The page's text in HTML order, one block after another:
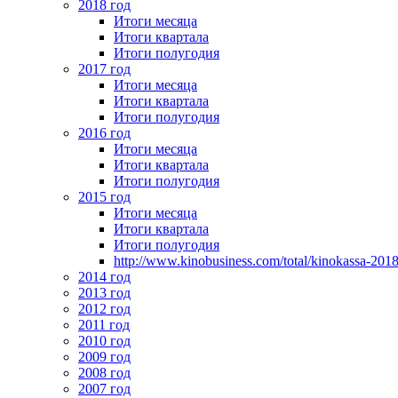
2018 год
Итоги месяца
Итоги квартала
Итоги полугодия
2017 год
Итоги месяца
Итоги квартала
Итоги полугодия
2016 год
Итоги месяца
Итоги квартала
Итоги полугодия
2015 год
Итоги месяца
Итоги квартала
Итоги полугодия
http://www.kinobusiness.com/total/kinokassa-
2014 год
2013 год
2012 год
2011 год
2010 год
2009 год
2008 год
2007 год